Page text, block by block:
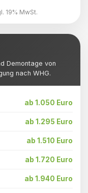
19% MwSt.
Demontage von
nach WHG.
ab 1.050 Euro
ab 1.295 Euro
ab 1.510 Euro
ab 1.720 Euro
ab 1.940 Euro